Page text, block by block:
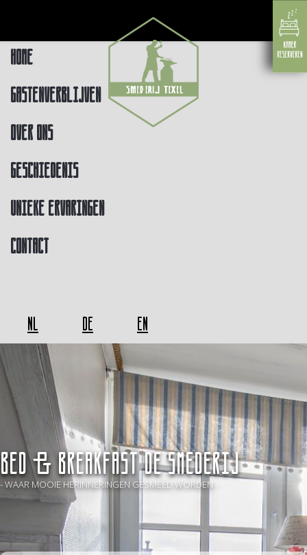
Home
Gastenverblijven
Over ons
Geschiedenis
Unieke ervaringen
Contact
NL DE EN
BED & BREAKFAST De Smederij
- WAAR MOOIE HERINNERINGEN GESMEED WORDEN -